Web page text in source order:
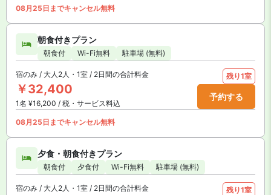
08月25日までキャンセル無料
朝食付きプラン
朝食付 Wi-Fi無料 駐車場 (無料)
宿のみ / 大人2人・1室 / 2日間の合計料金
￥32,400
1名 ¥16,200 / 税・サービス料込
残り1室
予約する
08月25日までキャンセル無料
夕食・朝食付きプラン
朝食付 夕食付 Wi-Fi無料 駐車場 (無料)
宿のみ / 大人2人・1室 / 2日間の合計料金 残り1室